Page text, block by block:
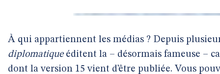
À qui appartiennent les médias ? Depuis
diplomatiqueéditent la – désormais fameuse –
dont la version 15 vient d’être publiée. Vous